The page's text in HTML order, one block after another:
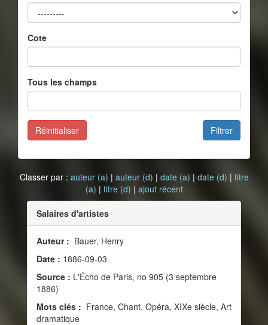
Cote
Tous les champs
Filtrer
Réinitialiser
Classer par : auteur (a) | auteur (d) | date (a) | date (d) | titre
(a) | titre (d) | ajout récent
Salaires d'artistes
Auteur : Bauer, Henry
Date : 1886-09-03
Source : L'Écho de Paris, no 905 (3 septembre
1886)
Mots clés : France, Chant, Opéra, XIXe siècle, Art
dramatique